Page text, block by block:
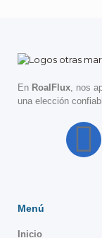
En RoalFlux, nos
una elección
Menú
Inicio